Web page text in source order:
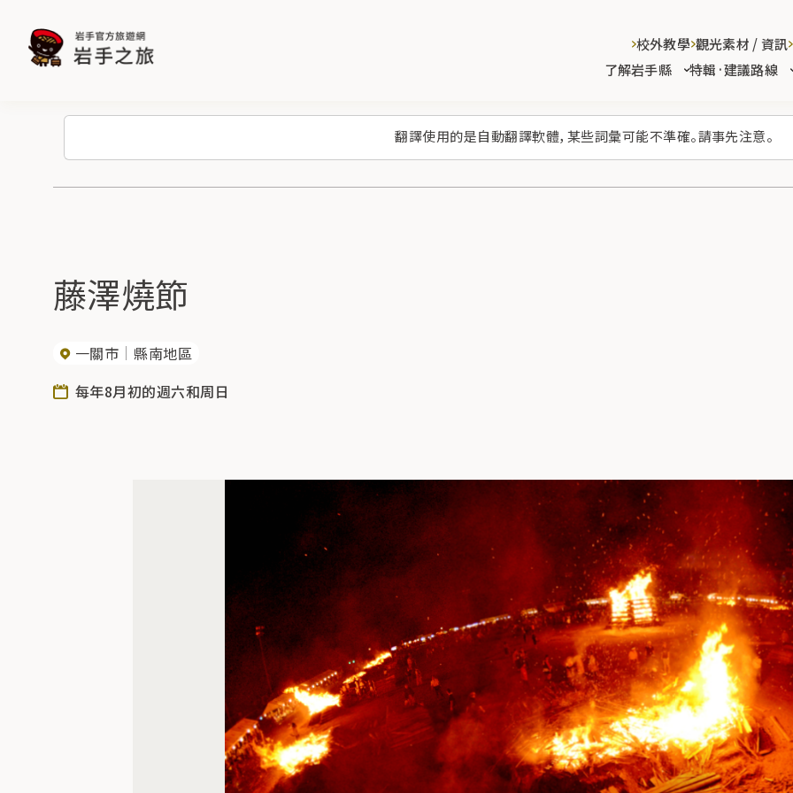
翻譯使用的是自動翻譯軟體，某些詞彙可能不準確。請事先注意。
了解岩手縣 特輯·建議路線
校外教學 觀光素材 / 資訊
藤澤燒節
一關市
縣南地區
每年8月初的週六和周日